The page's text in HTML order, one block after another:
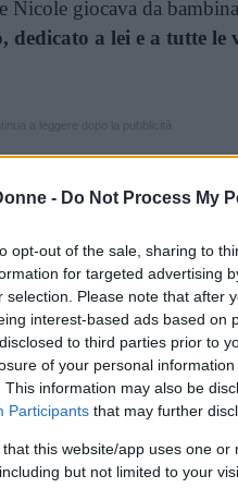
- Do Not Process My
opt-out of the sale, sharing to
for targeted advertising
selection. Please note that after
interest-based ads based on
to third parties prior to
of your personal
This information may also be
Participants that may further
that this website/app uses one
but not limited to your
Nicole giocava da
dedicato a lei e a tutte le
Gigliola
e la famiglia Lelli, perché
giorni all’anno, non
Giornata contro la
questo monumento:
calvario, di